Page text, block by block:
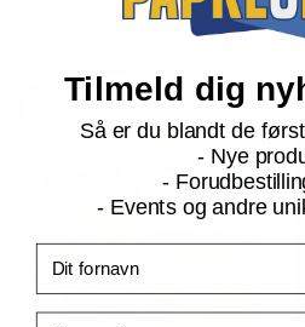
Relaterede produkter
Tilmeld dig
Så er du blandt de
- Nye
-
- Events og andre